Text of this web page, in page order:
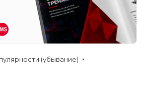
(убывание)